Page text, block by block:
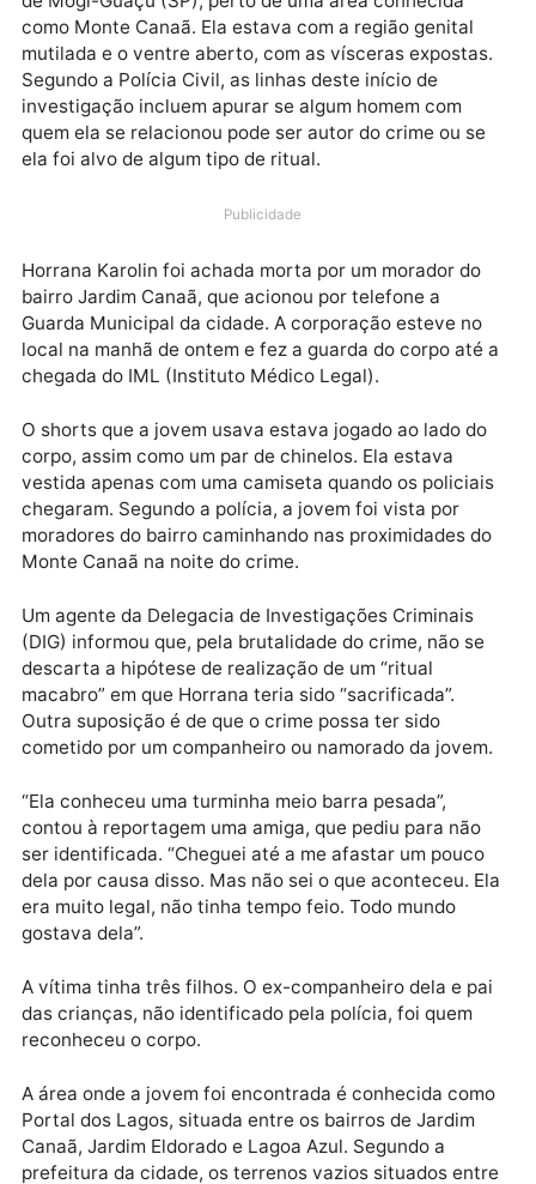
Uma mulher grávida de 24 anos foi encontrada
na manhã desta quarta (21), em um terreno na
de Mogi-Guaçu (SP), perto de uma área conhecida
como Monte Canaã. Ela estava com a região genital
mutilada e o ventre aberto, com as vísceras
investigação incluem apurar se algum homem com
ela foi alvo de algum tipo de ritual.
Publicidade
bairro Jardim Canaã, que acionou por telefone a
Guarda Municipal da cidade. A corporação esteve no
local na manhã de ontem e fez a guarda do corpo
chegada do IML (Instituto Médico Legal).
corpo, assim como um par de chinelos. Ela estava
vestida apenas com uma camiseta quando os
chegaram. Segundo a polícia, a jovem foi vista por
moradores do bairro caminhando nas proximidades
Monte Canaã na noite do crime.
(DIG) informou que, pela brutalidade do crime, não
descarta a hipótese de realização de um “ritual
macabro” em que Horrana teria sido “sacrificada”.
Outra suposição é de que o crime possa ter sido
cometido por um companheiro ou namorado da
“Ela conheceu uma turminha meio barra pesada”,
contou à reportagem uma amiga, que pediu para não
ser identificada. “Cheguei até a me afastar um
dela por causa disso. Mas não sei o que aconteceu.
era muito legal, não tinha tempo feio. Todo mundo
gostava dela”.